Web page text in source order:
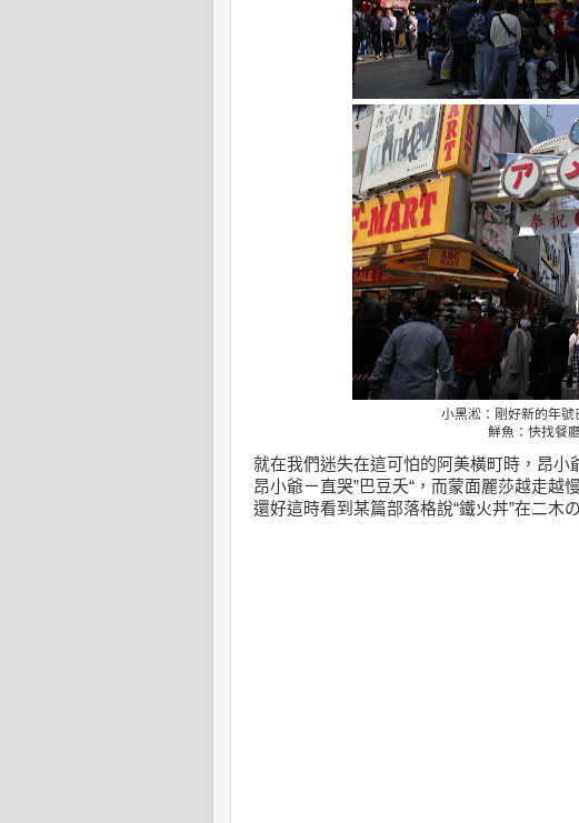
小黑淞：剛好新的年號
鮮魚：快找餐
就在我們迷失在這可怕的阿美橫町時，昂小
昂小爺ㄧ直哭”巴豆夭“，而蒙面麗莎越走越
還好這時看到某篇部落格說“鐵火丼”在二木